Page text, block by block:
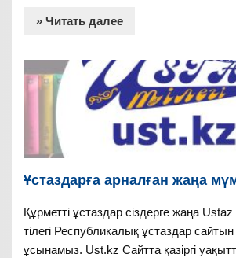
» Читать далее
Ұстаздарға арналған жаңа
Құрметті ұстаздар сіздерге жаңа
тілегі Республикалық ұстаздар сайтын
ұсынамыз. Ust.kz Сайтта қазіргі